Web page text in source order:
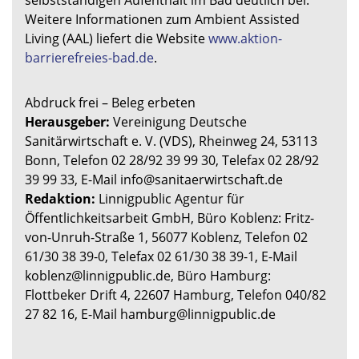
Weitere Informationen zum Ambient Assisted
Living (AAL) liefert die Websitewww.aktion-
barrierefreies-bad.de.
Abdruck frei – Beleg erbeten
Herausgeber: Vereinigung Deutsche
Sanitärwirtschaft e. V. (VDS), Rheinweg 24, 53113
Bonn, Telefon 02 28/92 39 99 30, Telefax 02 28/92
39 99 33, E-Mail info@sanitaerwirtschaft.de
Redaktion: Linnigpublic Agentur für
Öffentlichkeitsarbeit GmbH, Büro Koblenz: Fritz-
von-Unruh-Straße 1, 56077 Koblenz, Telefon 02
61/30 38 39-0, Telefax 02 61/30 38 39-1, E-Mail
koblenz@linnigpublic.de, Büro Hamburg:
Flottbeker Drift 4, 22607 Hamburg, Telefon 040/82
27 82 16, E-Mail hamburg@linnigpublic.de